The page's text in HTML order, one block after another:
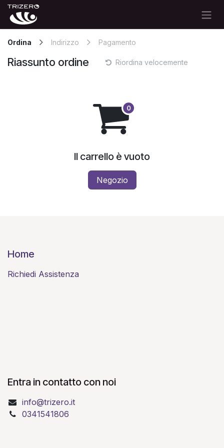
Passa al contenuto
Ordina Indirizzo Pagamento
Riassunto ordine Riordina velocemente
Il carrello è vuoto
Negozio
Home
Richiedi Assistenza
Entra in contatto con noi
info@trizero.it
0341541806